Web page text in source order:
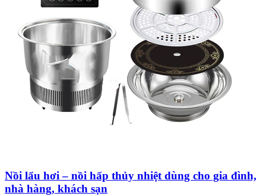
Nồi lẩu hơi – nồi hấp thủy nhiệt dùng cho gia đình,
nhà hàng, khách sạn